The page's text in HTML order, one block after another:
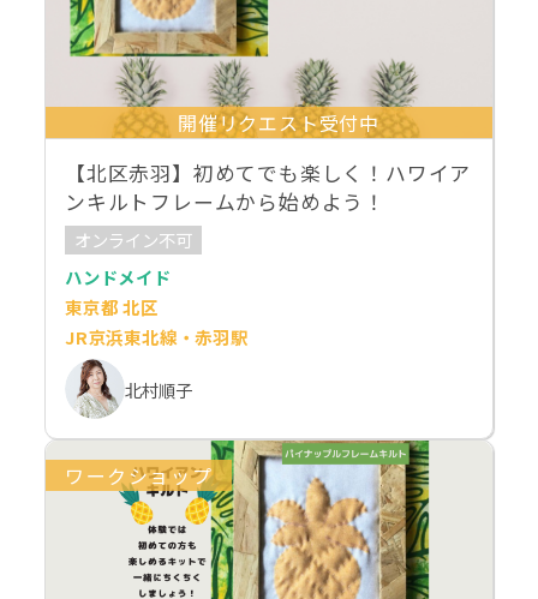
開催リクエスト受付中
【北区赤羽】初めてでも楽しく！ハワイア
ンキルトフレームから始めよう！
オンライン不可
ハンドメイド
東京都 北区
JR京浜東北線・赤羽駅
北村順子
ワークショップ